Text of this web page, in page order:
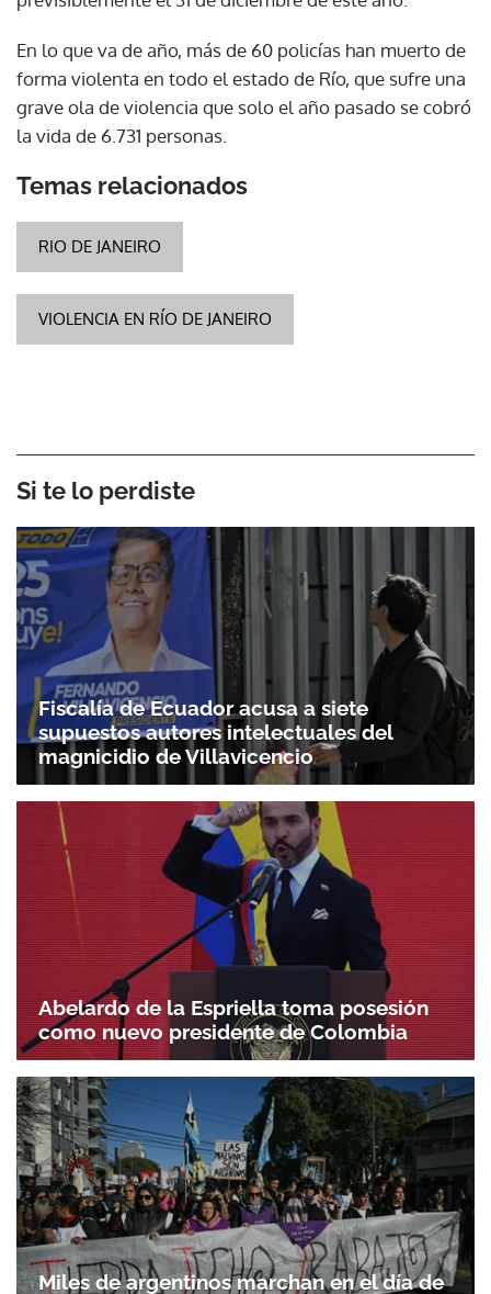
En lo que va de año, más de 60 policías han muerto de
forma violenta en todo el estado de Río, que sufre una
grave ola de violencia que solo el año pasado se cobró
la vida de 6.731 personas.
Temas relacionados
RIO DE JANEIRO
VIOLENCIA EN RÍO DE JANEIRO
Si te lo perdiste
Fiscalía de Ecuador acusa a siete
supuestos autores intelectuales del
magnicidio de Villavicencio
Abelardo de la Espriella toma posesión
como nuevo presidente de Colombia
Miles de argentinos marchan en el día de